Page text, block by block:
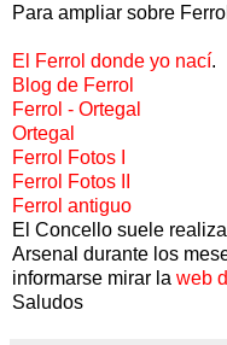
Para ampliar sobre
El Ferrol donde yo nací.
Blog de Ferrol
Ferrol - Ortegal
Ortegal
Ferrol Fotos I
Ferrol Fotos II
Ferrol antiguo
El Concello suele
Arsenal durante los
informarse mirar la web
Saludos